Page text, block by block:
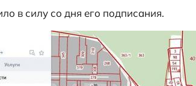
в силу со дня его подписания.